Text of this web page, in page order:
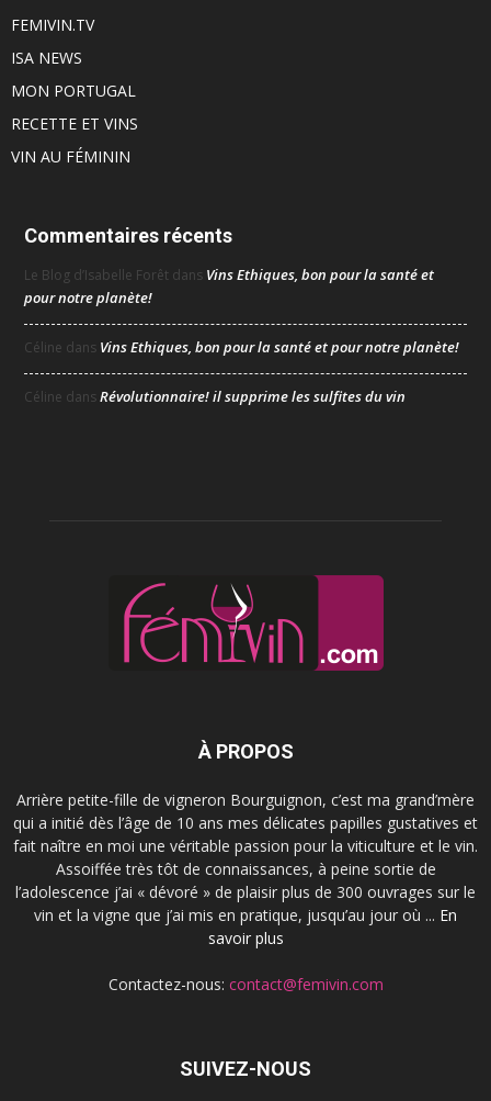
FEMIVIN.TV
ISA NEWS
MON PORTUGAL
RECETTE ET VINS
VIN AU FÉMININ
Commentaires récents
Le Blog d’Isabelle Forêt dans Vins Ethiques, bon pour la santé et
pour notre planète!
Céline dans Vins Ethiques, bon pour la santé et pour notre planète!
Céline dansRévolutionnaire! il supprime les sulfites du vin
À PROPOS
Arrière petite-fille de vigneron Bourguignon, c’est ma grand’mère
qui a initié dès l’âge de 10 ans mes délicates papilles gustatives et
fait naître en moi une véritable passion pour la viticulture et le vin.
Assoiffée très tôt de connaissances, à peine sortie de
l’adolescence j’ai « dévoré » de plaisir plus de 300 ouvrages sur le
vin et la vigne que j’ai mis en pratique, jusqu’au jour où ... En
savoir plus
Contactez-nous: contact@femivin.com
SUIVEZ-NOUS